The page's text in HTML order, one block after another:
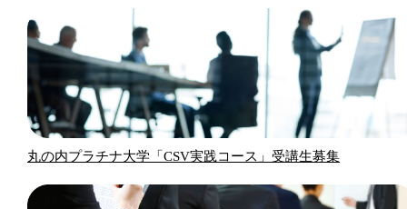
丸の内プラチナ大学「CSV実践コース」受講生募集